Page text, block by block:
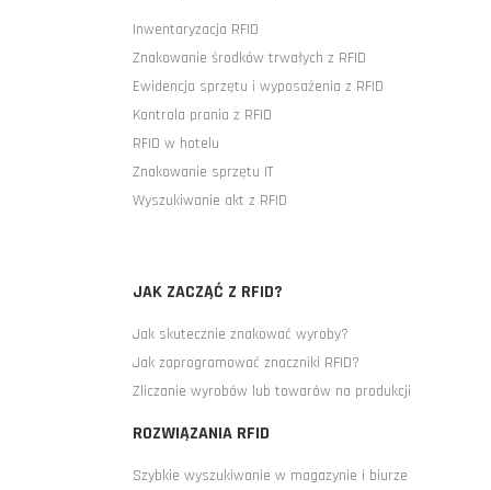
Inwentaryzacja RFID
Znakowanie środków trwałych z RFID
Ewidencja sprzętu i wyposażenia z RFID
Kontrola prania z RFID
RFID w hotelu
Znakowanie sprzętu IT
Wyszukiwanie akt z RFID
JAK ZACZĄĆ Z RFID?
Jak skutecznie znakować wyroby?
Jak zaprogramować znaczniki RFID?
Zliczanie wyrobów lub towarów na produkcji
ROZWIĄZANIA RFID
Szybkie wyszukiwanie w magazynie i biurze